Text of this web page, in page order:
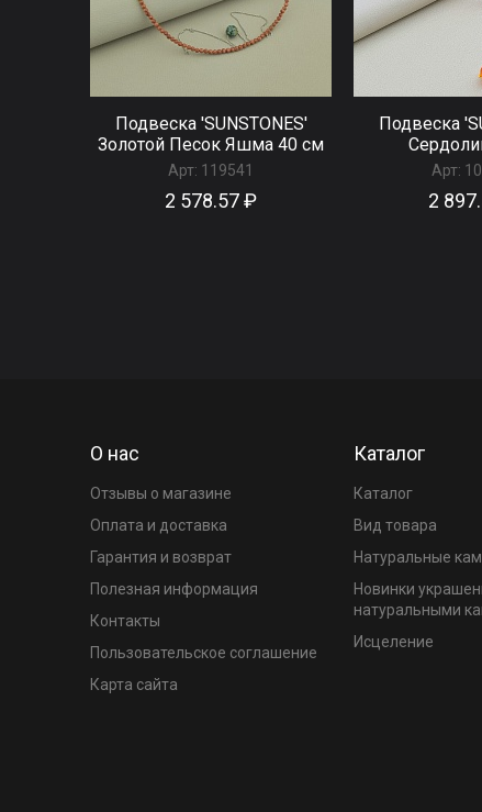
Подвеска 'SUNSTONES'
Золотой Песок Яшма 40 см
Арт: 119541
2 578.57 ₽
Подвеска
Арт:
2
О нас
Отзывы о магазине
Оплата и доставка
Гарантия и возврат
Полезная информация
Контакты
Пользовательское соглашение
Карта сайта
Каталог
Каталог
Вид товара
Натуральные
Новинки
натуральными
Исцеление